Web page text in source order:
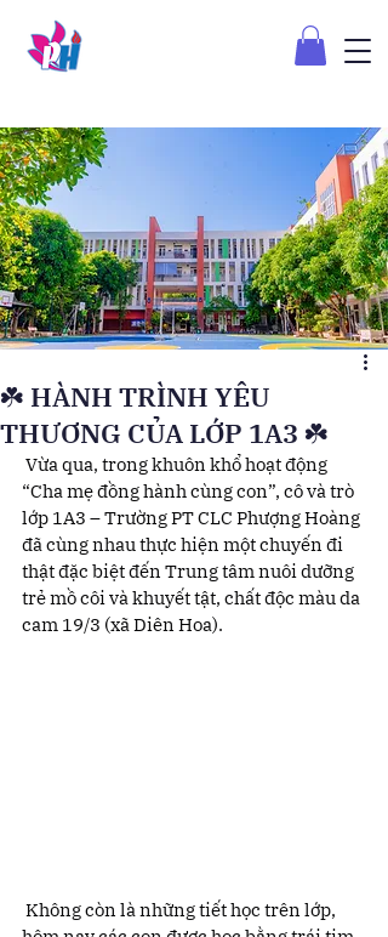
☘️ HÀNH TRÌNH YÊU
THƯƠNG CỦA LỚP 1A3 ☘️
Vừa qua, trong khuôn khổ hoạt động
“Cha mẹ đồng hành cùng con”, cô và trò
lớp 1A3 – Trường PT CLC Phượng Hoàng
đã cùng nhau thực hiện một chuyến đi
thật đặc biệt đến Trung tâm nuôi dưỡng
trẻ mồ côi và khuyết tật, chất độc màu da
cam 19/3 (xã Diên Hoa).
Không còn là những tiết học trên lớp,